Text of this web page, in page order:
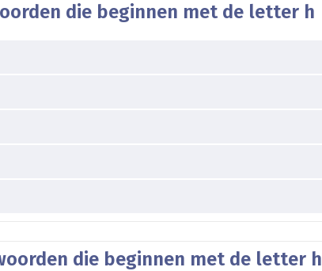
die beginnen met de letter h
die beginnen met de letter h